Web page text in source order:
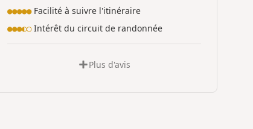
●●●●●Facilité à suivre l'itinéraire
●●●◐○Intérêt du circuit de randonnée
Plus d'avis